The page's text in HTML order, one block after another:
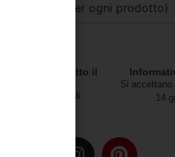
(+4€ per ogni prodotto)
Spedizioni in tutto il
Due modalità di
Si accettano
14